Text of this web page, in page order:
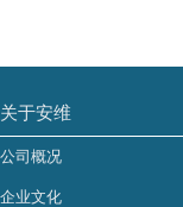
关于安维
公司概况
企业文化